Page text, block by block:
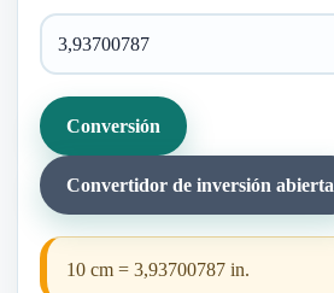
Conversión
Convertidor de inversión abierta
10 cm = 3,93700787 in.